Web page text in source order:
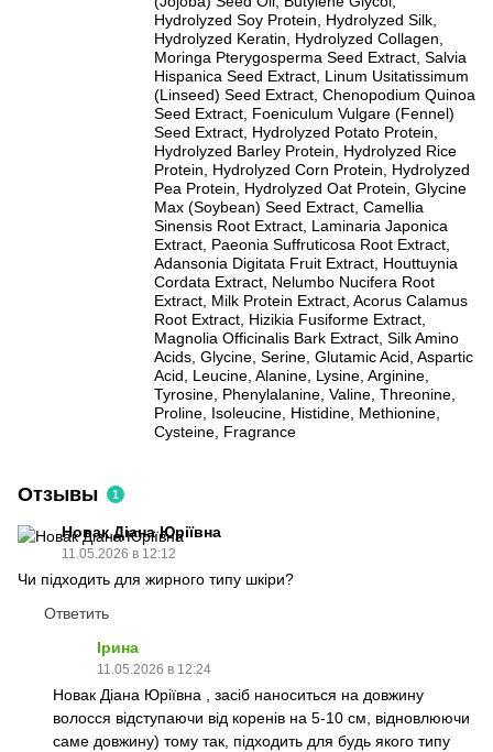
Hydrolyzed Soy Protein, Hydrolyzed Silk,
Hydrolyzed Keratin, Hydrolyzed Collagen,
Moringa Pterygosperma Seed Extract, Salvia
Hispanica Seed Extract, Linum Usitatissimum
(Linseed) Seed Extract, Chenopodium Quinoa
Seed Extract, Foeniculum Vulgare (Fennel)
Seed Extract, Hydrolyzed Potato Protein,
Hydrolyzed Barley Protein, Hydrolyzed Rice
Protein, Hydrolyzed Corn Protein, Hydrolyzed
Pea Protein, Hydrolyzed Oat Protein, Glycine
Max (Soybean) Seed Extract, Camellia
Sinensis Root Extract, Laminaria Japonica
Extract, Paeonia Suffruticosa Root Extract,
Adansonia Digitata Fruit Extract, Houttuynia
Cordata Extract, Nelumbo Nucifera Root
Extract, Milk Protein Extract, Acorus Calamus
Root Extract, Hizikia Fusiforme Extract,
Magnolia Officinalis Bark Extract, Silk Amino
Acids, Glycine, Serine, Glutamic Acid, Aspartic
Acid, Leucine, Alanine, Lysine, Arginine,
Tyrosine, Phenylalanine, Valine, Threonine,
Proline, Isoleucine, Histidine, Methionine,
Cysteine, Fragrance
Отзывы 1
Новак Діана Юріївна
11.05.2026 в 12:12
Чи підходить для жирного типу шкіри?
Ответить
Ірина
11.05.2026 в 12:24
Новак Діана Юріївна , засіб наноситься на довжину
волосся відступаючи від коренів на 5-10 см, відновлюючи
саме довжину) тому так, підходить для будь якого типу